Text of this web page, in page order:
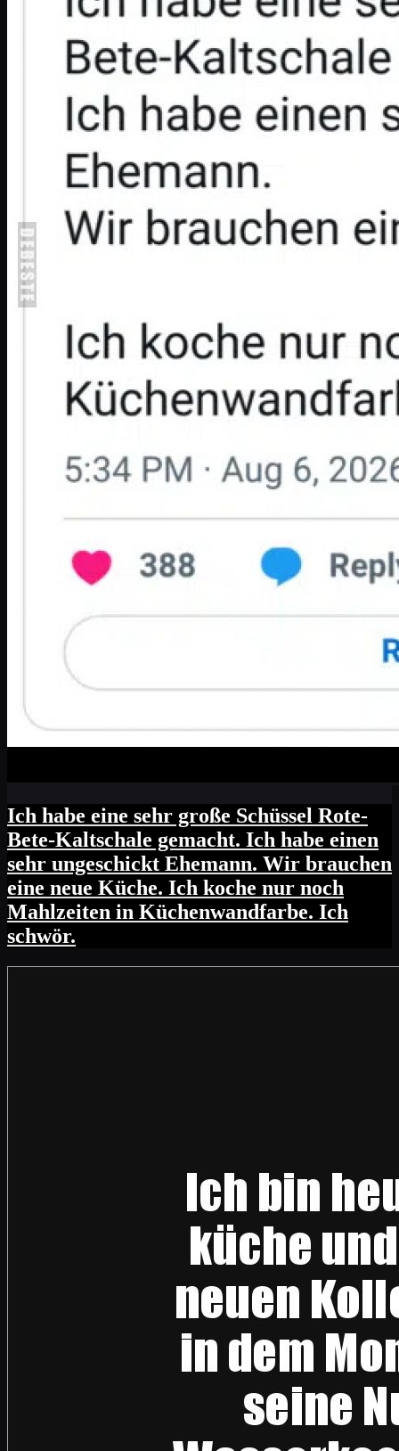
Ich habe eine sehr große Schüssel Rote-
Bete-Kaltschale gemacht. Ich habe einen
sehr ungeschickt Ehemann. Wir brauchen
eine neue Küche. Ich koche nur noch
Mahlzeiten in Küchenwandfarbe. Ich
schwör.